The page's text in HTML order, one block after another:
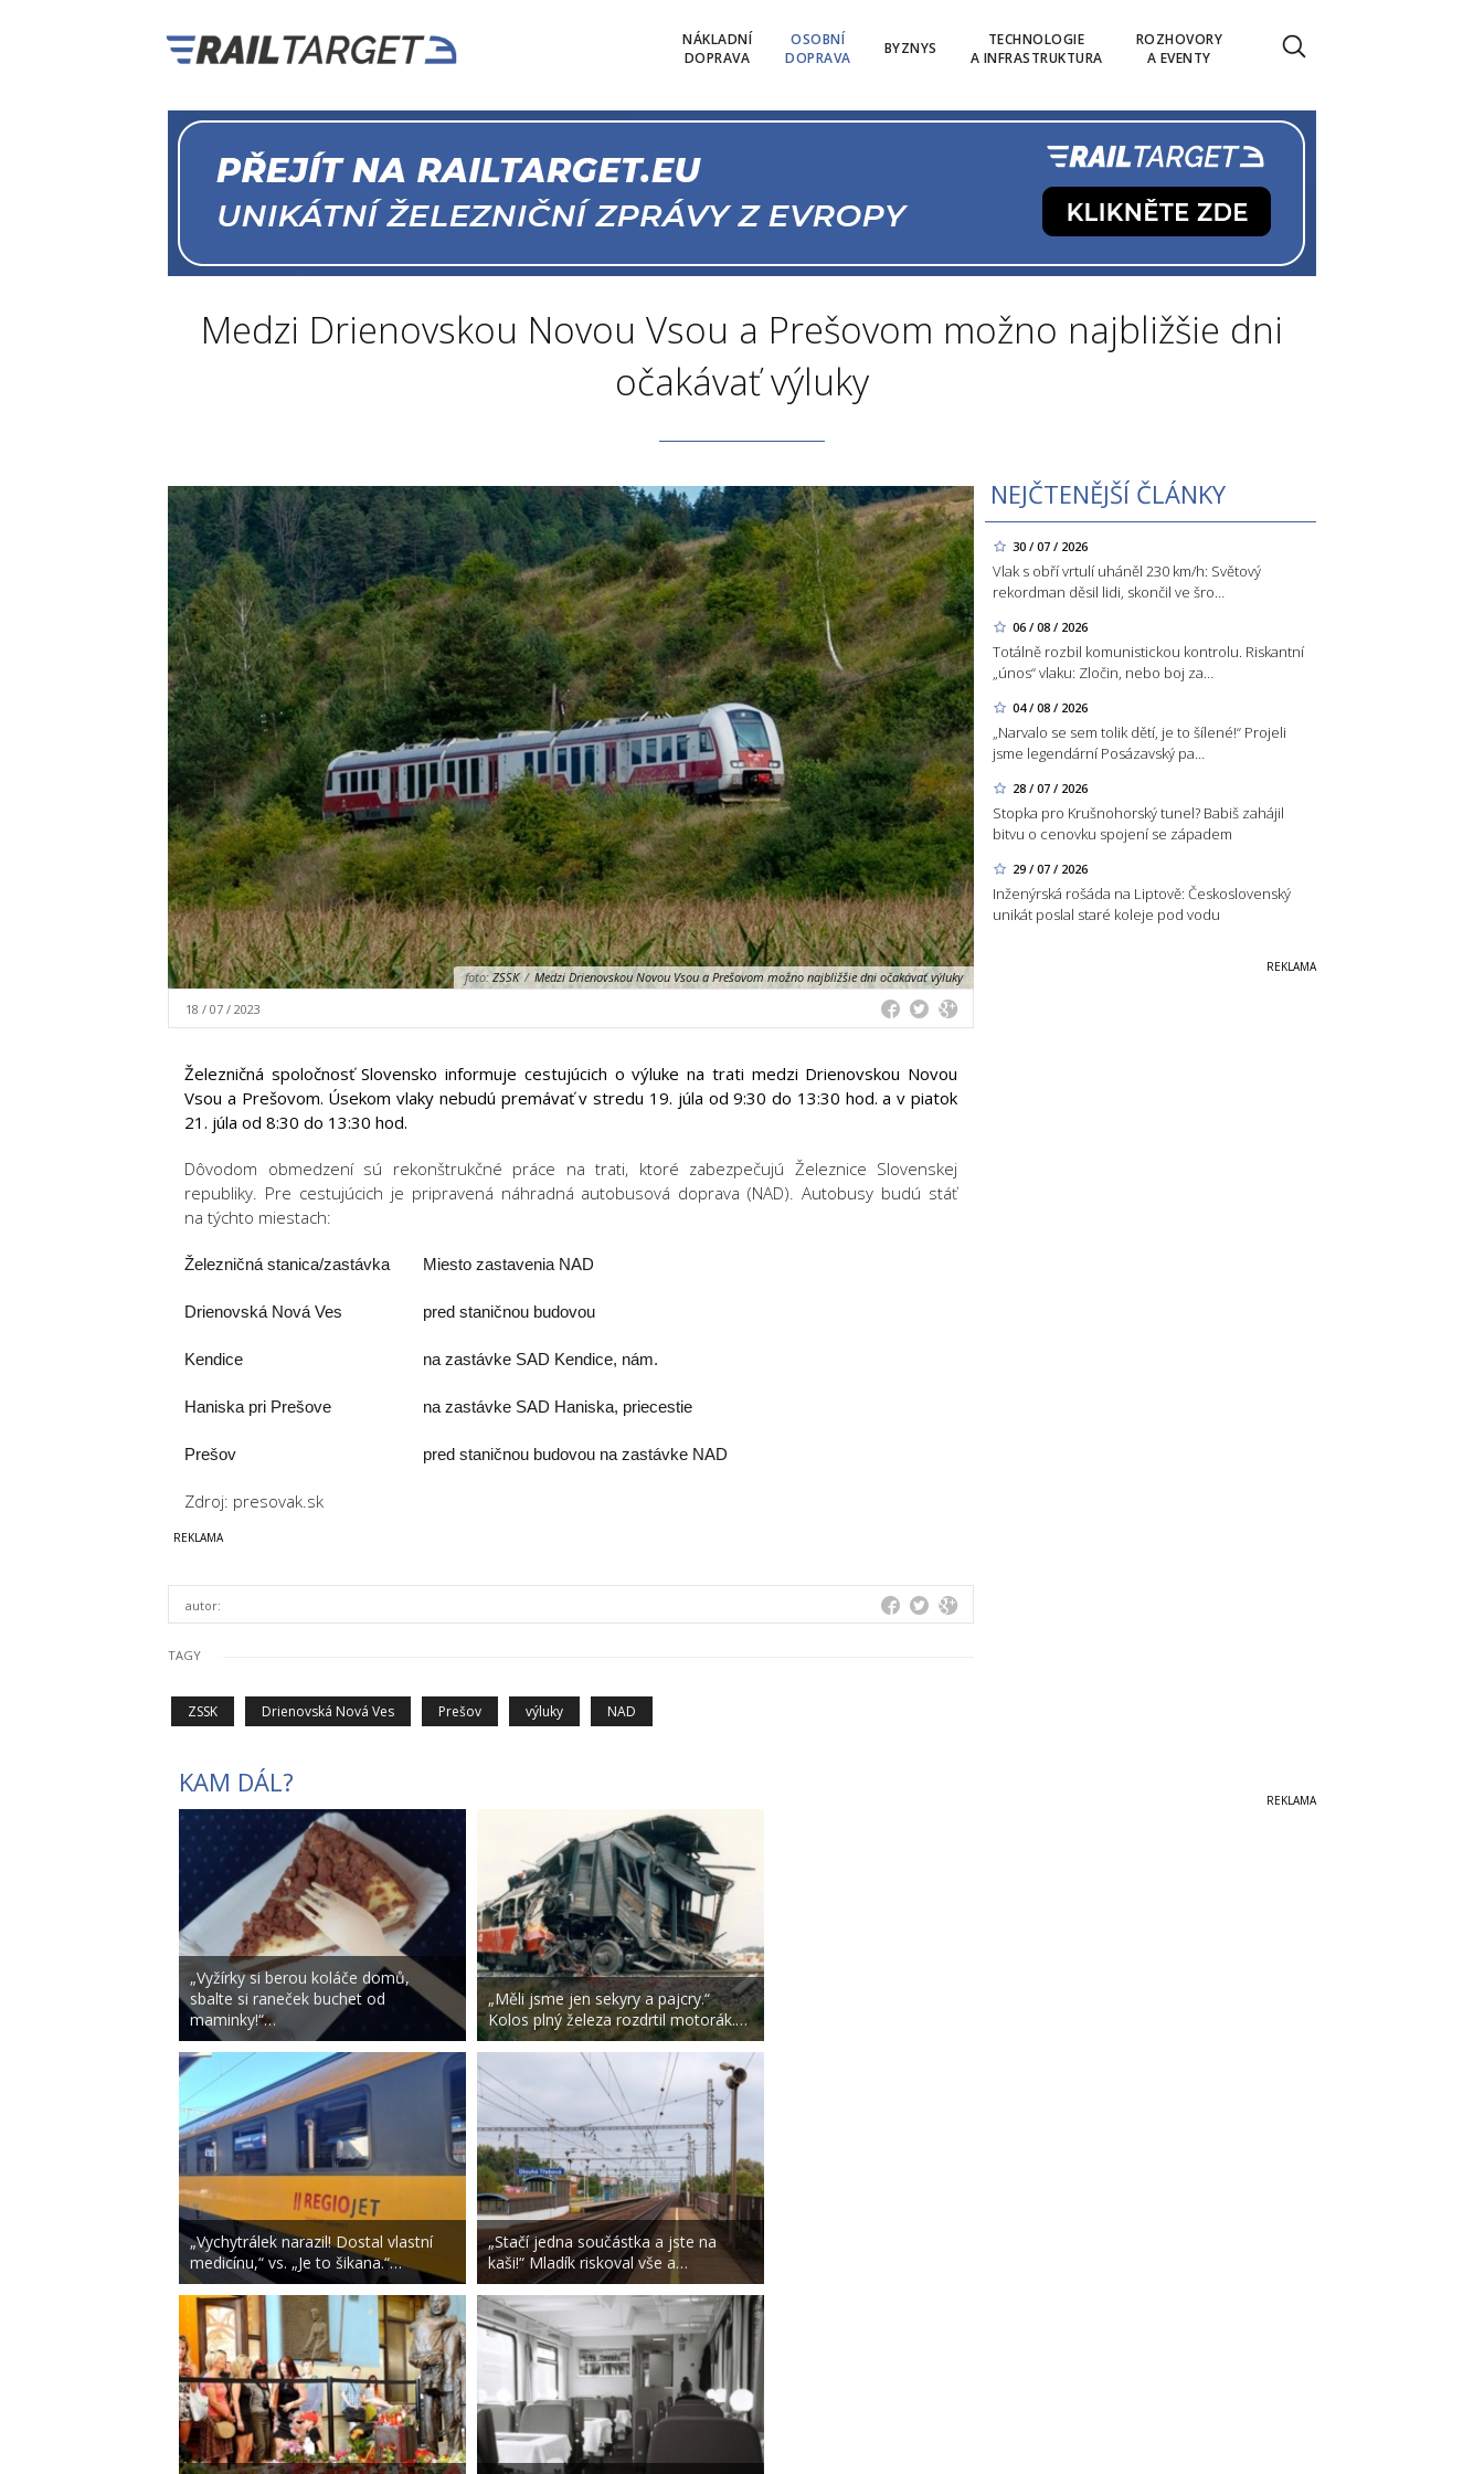
NÁKLADNÍ
DOPRAVA
OSOBNÍ
DOPRAVA
BYZNYS
TECHNOLOGIE
A INFRASTRUKTURA
ROZHOVORY
A EVENTY
Medzi Drienovskou Novou Vsou a Prešovom možno najbližšie dni
očakávať výluky
NEJČTENĚJŠÍ ČLÁNKY
30 / 07 / 2026
Vlak s obří vrtulí uháněl 230 km/h: Světový
rekordman děsil lidi, skončil ve šro…
06 / 08 / 2026
Totálně rozbil komunistickou kontrolu. Riskantní
„únos“ vlaku: Zločin, nebo boj za…
04 / 08 / 2026
„Narvalo se sem tolik dětí, je to šílené!“ Projeli
jsme legendární Posázavský pa…
28 / 07 / 2026
Stopka pro Krušnohorský tunel? Babiš zahájil
bitvu o cenovku spojení se západem
29 / 07 / 2026
Inženýrská rošáda na Liptově: Československý
unikát poslal staré koleje pod vodu
foto:ZSSK / Medzi Drienovskou Novou Vsou a Prešovom možno najbližšie dni očakávať výluky
18 / 07 / 2023
Železničná spoločnosť Slovensko informuje cestujúcich o výluke na trati medzi Drienovskou Novou
Vsou a Prešovom. Úsekom vlaky nebudú premávať v stredu 19. júla od 9:30 do 13:30 hod. a v piatok
21. júla od 8:30 do 13:30 hod.
Dôvodom obmedzení sú rekonštrukčné práce na trati, ktoré zabezpečujú Železnice Slovenskej
republiky. Pre cestujúcich je pripravená náhradná autobusová doprava (NAD). Autobusy budú stáť
na týchto miestach:
Železničná stanica/zastávka Miesto zastavenia NAD
Drienovská Nová Ves pred staničnou budovou
Kendice na zastávke SAD Kendice, nám.
Haniska pri Prešove na zastávke SAD Haniska, priecestie
Prešov pred staničnou budovou na zastávke NAD
Zdroj: presovak.sk
autor:
TAGY
ZSSK Drienovská Nová Ves Prešov výluky NAD
KAM DÁL?
„Vyžírky si berou koláče domů,
sbalte si raneček buchet od
maminky!“…
„Vychytrálek narazil! Dostal vlastní
medicínu,“ vs. „Je to šikana.“…
„Měli jsme jen sekyry a pajcry.“
Kolos plný železa rozdrtil motorák.…
„Stačí jedna součástka a jste na
kaši!“ Mladík riskoval vše a…